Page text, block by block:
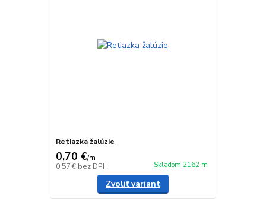
Retiazka žalúzie
0,70 €/m
0,57 € bez DPH Skladom 2162 m
Zvoliť variant